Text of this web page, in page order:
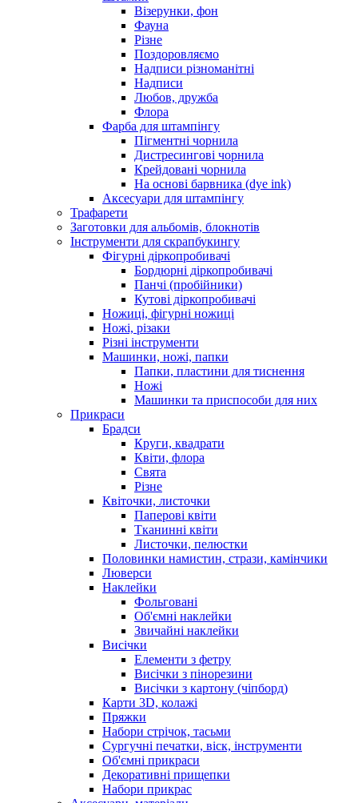
Візерунки, фон
Фауна
Різне
Поздоровляємо
Надписи різноманітні
Надписи
Любов, дружба
Флора
Фарба для штампінгу
Пігментні чорнила
Дистресингові чорнила
Крейдовані чорнила
На основі барвника (dye ink)
Аксесуари для штампінгу
Трафарети
Заготовки для альбомів, блокнотів
Інструменти для скрапбукингу
Фігурні діркопробивачі
Бордюрні діркопробивачі
Панчі (пробійники)
Кутові діркопробивачі
Ножиці, фігурні ножиці
Ножі, різаки
Різні інструменти
Машинки, ножі, папки
Папки, пластини для тиснення
Ножі
Машинки та приспособи для них
Прикраси
Брадси
Круги, квадрати
Квіти, флора
Свята
Різне
Квіточки, листочки
Паперові квіти
Тканинні квіти
Листочки, пелюстки
Половинки намистин, стрази, камінчики
Люверси
Наклейки
Фольговані
Об'ємні наклейки
Звичайні наклейки
Висічки
Елементи з фетру
Висічки з пінорезини
Висічки з картону (чіпборд)
Карти 3D, колажі
Пряжки
Набори стрічок, тасьми
Сургучні печатки, віск, інструменти
Об'ємні прикраси
Декоративні прищепки
Набори прикрас